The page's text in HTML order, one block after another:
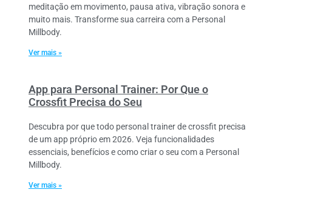
meditação em movimento, pausa ativa, vibração sonora e
muito mais. Transforme sua carreira com a Personal
Millbody.
Ver mais »
App para Personal Trainer: Por Que o
Crossfit Precisa do Seu
Descubra por que todo personal trainer de crossfit precisa
de um app próprio em 2026. Veja funcionalidades
essenciais, benefícios e como criar o seu com a Personal
Millbody.
Ver mais »